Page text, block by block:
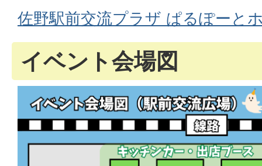
佐野駅前交流プラザ ぱるぽーと
イベント会場図